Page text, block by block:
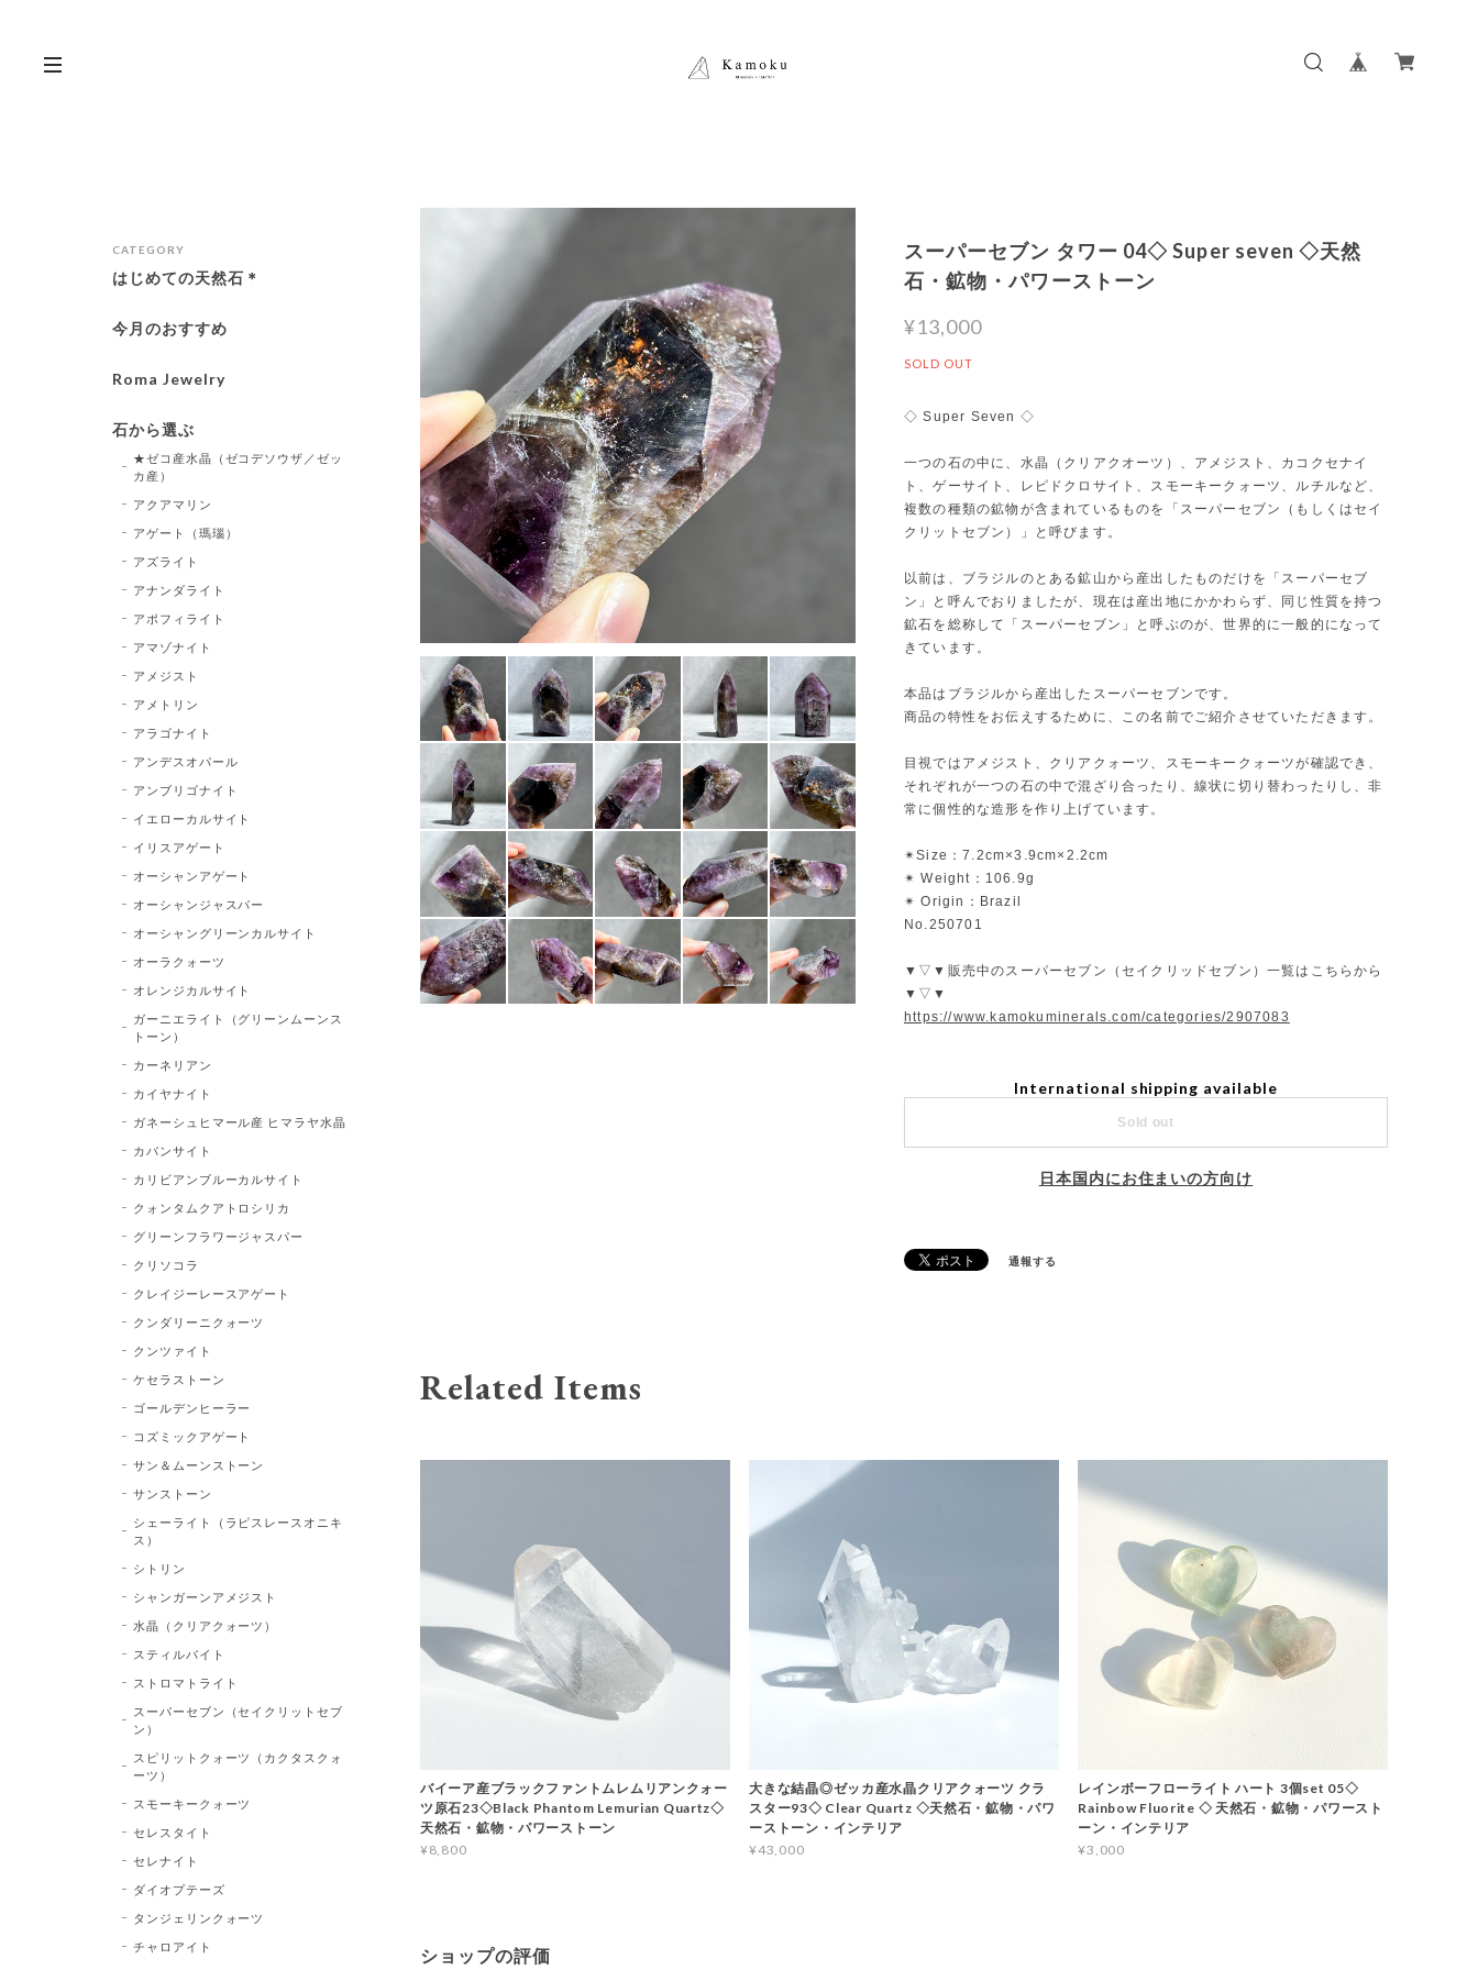
スーパーセブン タワー 04◇ Super seven ◇天然
石・鉱物・パワーストーン
¥13,000
SOLD OUT
◇ Super Seven ◇
一つの石の中に、水晶（クリアクオーツ）、アメジスト、カコクセナイ
ト、ゲーサイト、レピドクロサイト、スモーキークォーツ、ルチルなど、
複数の種類の鉱物が含まれているものを「スーパーセブン（もしくはセイ
クリットセブン）」と呼びます。
以前は、ブラジルのとある鉱山から産出したものだけを「スーパーセブ
ン」と呼んでおりましたが、現在は産出地にかかわらず、同じ性質を持つ
鉱石を総称して「スーパーセブン」と呼ぶのが、世界的に一般的になって
きています。
本品はブラジルから産出したスーパーセブンです。
商品の特性をお伝えするために、この名前でご紹介させていただきます。
目視ではアメジスト、クリアクォーツ、スモーキークォーツが確認でき、
それぞれが一つの石の中で混ざり合ったり、線状に切り替わったりし、非
常に個性的な造形を作り上げています。
✴︎Size：7.2cm×3.9cm×2.2cm
✴︎ Weight：106.9g
✴︎ Origin：Brazil
No.250701
▼▽▼販売中のスーパーセブン（セイクリッドセブン）一覧はこちらから
▼▽▼
https://www.kamokuminerals.com/categories/2907083
International shipping available
Sold out
日本国内にお住まいの方向け
通報する
Related Items
バイーア産ブラックファントムレムリアンクォー
ツ原石23◇Black Phantom Lemurian Quartz◇
天然石・鉱物・パワーストーン
¥8,800
大きな結晶◎ゼッカ産水晶クリアクォーツ クラ
スター93◇ Clear Quartz ◇天然石・鉱物・パワ
ーストーン・インテリア
¥43,000
レインボーフローライト ハート 3個set 05◇
Rainbow Fluorite ◇ 天然石・鉱物・パワースト
ーン・インテリア
¥3,000
ショップの評価
CATEGORY
はじめての天然石＊
今月のおすすめ
Roma Jewelry
石から選ぶ
★ゼコ産水晶（ゼコデソウザ／ゼッ
カ産）
アクアマリン
アゲート（瑪瑙）
アズライト
アナンダライト
アポフィライト
アマゾナイト
アメジスト
アメトリン
アラゴナイト
アンデスオパール
アンブリゴナイト
イエローカルサイト
イリスアゲート
オーシャンアゲート
オーシャンジャスパー
オーシャングリーンカルサイト
オーラクォーツ
オレンジカルサイト
ガーニエライト（グリーンムーンス
トーン）
カーネリアン
カイヤナイト
ガネーシュヒマール産 ヒマラヤ水晶
カバンサイト
カリビアンブルーカルサイト
クォンタムクアトロシリカ
グリーンフラワージャスパー
クリソコラ
クレイジーレースアゲート
クンダリーニクォーツ
クンツァイト
ケセラストーン
ゴールデンヒーラー
コズミックアゲート
サン＆ムーンストーン
サンストーン
シェーライト（ラピスレースオニキ
ス）
シトリン
シャンガーンアメジスト
水晶（クリアクォーツ）
スティルバイト
ストロマトライト
スーパーセブン（セイクリットセブ
ン）
スピリットクォーツ（カクタスクォ
ーツ）
スモーキークォーツ
セレスタイト
セレナイト
ダイオプテーズ
タンジェリンクォーツ
チャロアイト